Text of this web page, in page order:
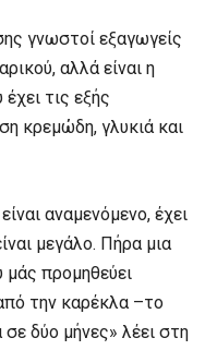
γνωστοί εξαγωγείς
αλλά είναι η
τις εξής
κρεμώδη, γλυκιά και
αναμενόμενο, έχει
μεγάλο. Πήρα μια
προμηθεύει
την καρέκλα –το
δύο μήνες» λέει στη